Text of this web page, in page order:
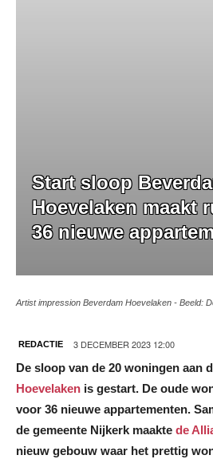
Start sloop
Hoevelaken maakt
36 nieuwe
Artist impression Beverdam Hoevelaken - Beeld:
REDACTIE 3 DECEMBER 2023 12:00
De sloop van de 20 woningen aan
Hoevelaken is gestart. De oude
voor 36 nieuwe appartementen.
de gemeente Nijkerk maakte de
nieuw gebouw waar het prettig